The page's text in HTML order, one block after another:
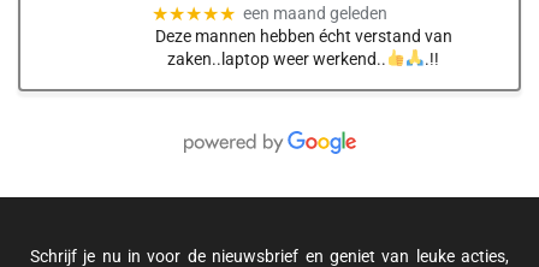
★★★★★ een maand geleden
Deze mannen hebben écht verstand van
zaken..laptop weer werkend..
.!!
Schrijf je nu in voor de nieuwsbrief en geniet van leuke acties,